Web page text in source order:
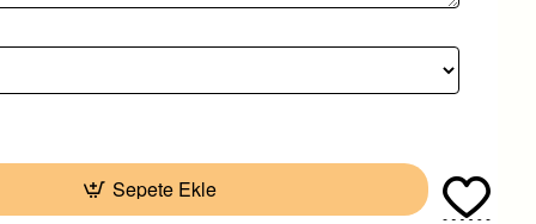
Sepete Ekle